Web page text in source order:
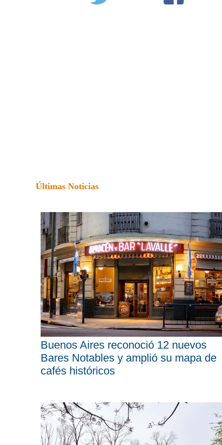
Últimas Noticias
Buenos Aires reconoció 12 nuevos
Bares Notables y amplió su mapa de
cafés históricos